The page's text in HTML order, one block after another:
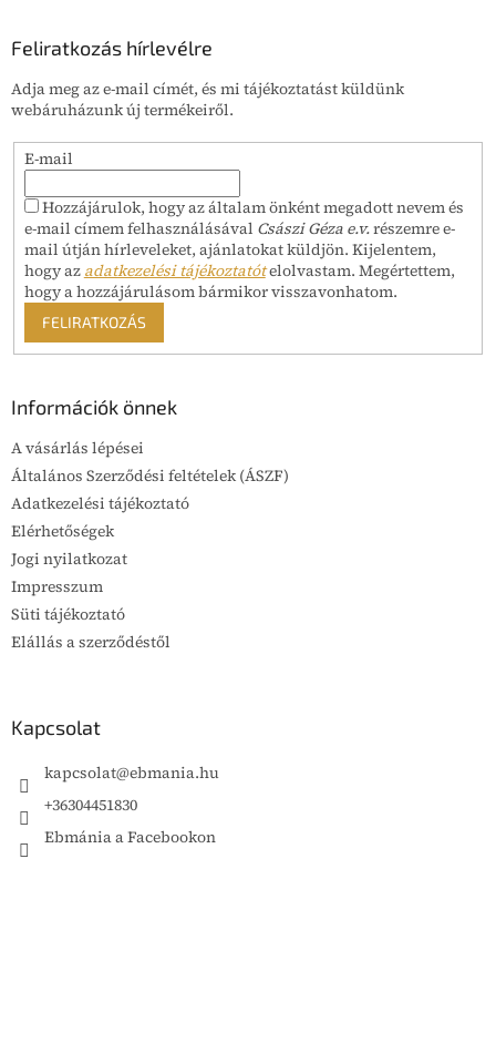
Feliratkozás hírlevélre
Adja meg az e-mail címét, és mi tájékoztatást küldünk
webáruházunk új termékeiről.
E-mail
Hozzájárulok, hogy az általam önként megadott nevem és
e-mail címem felhasználásával Császi Géza e.v.részemre e-
mail útján hírleveleket, ajánlatokat küldjön. Kijelentem,
hogy az adatkezelési tájékoztatótelolvastam. Megértettem,
hogy a hozzájárulásom bármikor visszavonhatom.
FELIRATKOZÁS
Információk önnek
A vásárlás lépései
Általános Szerződési feltételek (ÁSZF)
Adatkezelési tájékoztató
Elérhetőségek
Jogi nyilatkozat
Impresszum
Süti tájékoztató
Elállás a szerződéstől
Kapcsolat
kapcsolat@ebmania.hu
+36304451830
Ebmánia a Facebookon